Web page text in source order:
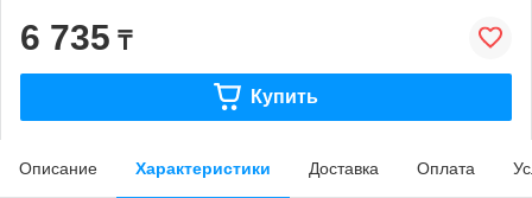
6 735 ₸
Купить
Описание Характеристики Доставка Оплата